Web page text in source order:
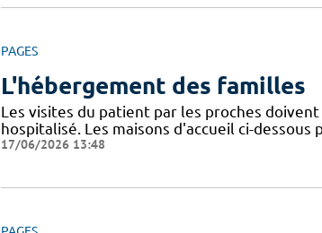
PAGES
L'hébergement des familles
Les visites du patient par les proches
hospitalisé. Les maisons d'accueil ci-
17/06/2026 13:48